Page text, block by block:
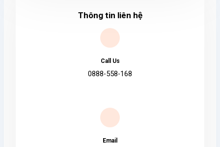
Thông tin liên hệ
Call Us
0888-558-168
Email​